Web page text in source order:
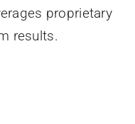
proprietary
results.